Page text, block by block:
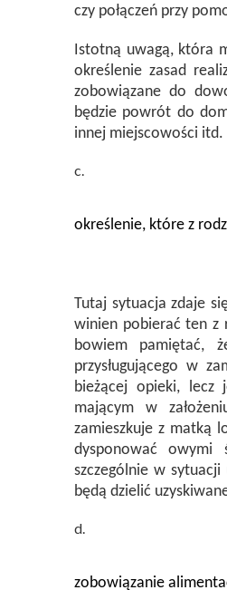
czy połączeń przy
Istotną uwagą, która
określenie zasad
zobowiązane do
będzie powrót do
innej miejscowości itd.
określenie, które z
Tutaj sytuacja zdaje
winien pobierać ten z
bowiem pamiętać,
przysługującego w
bieżącej opieki, lecz
mającym w
zamieszkuje z matką
dysponować owymi
szczególnie w
będą dzielić
zobowiązanie